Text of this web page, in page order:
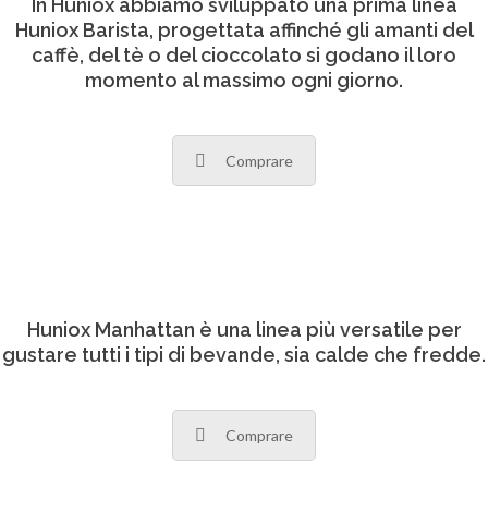
In Huniox abbiamo sviluppato una prima linea
Huniox Barista, progettata affinché gli amanti del
caffè, del tè o del cioccolato si godano il loro
momento al massimo ogni giorno.
Comprare
Huniox Manhattan è una linea più versatile per
gustare tutti i tipi di bevande, sia calde che fredde.
Comprare